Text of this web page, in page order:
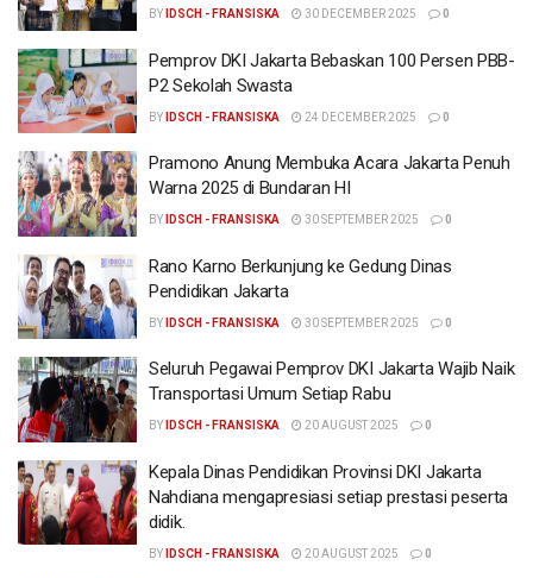
BY IDSCH - FRANSISKA 30 DECEMBER 2025 0
Pemprov DKI Jakarta Bebaskan 100 Persen PBB-
P2 Sekolah Swasta
BY IDSCH - FRANSISKA 24 DECEMBER 2025 0
Pramono Anung Membuka Acara Jakarta Penuh
Warna 2025 di Bundaran HI
BY IDSCH - FRANSISKA 30 SEPTEMBER 2025 0
Rano Karno Berkunjung ke Gedung Dinas
Pendidikan Jakarta
BY IDSCH - FRANSISKA 30 SEPTEMBER 2025 0
Seluruh Pegawai Pemprov DKI Jakarta Wajib Naik
Transportasi Umum Setiap Rabu
BY IDSCH - FRANSISKA 20 AUGUST 2025 0
Kepala Dinas Pendidikan Provinsi DKI Jakarta
Nahdiana mengapresiasi setiap prestasi peserta
didik.
BY IDSCH - FRANSISKA 20 AUGUST 2025 0